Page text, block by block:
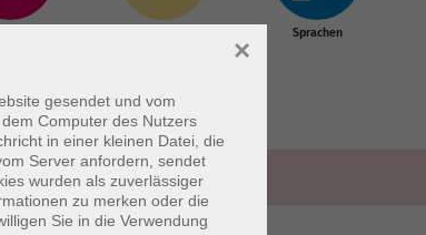
Sprachen
gesendet und vom
Computer des Nutzers
in einer kleinen Datei, die
Server anfordern, sendet
wurden als zuverlässiger
zu merken oder die
Sie in die Verwendung
×